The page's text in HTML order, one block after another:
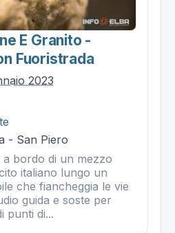
E Granito -
Fuoristrada
2023
- San Piero
bordo di un mezzo
italiano lungo un
che fiancheggia le vie
guida e soste per
punti di...